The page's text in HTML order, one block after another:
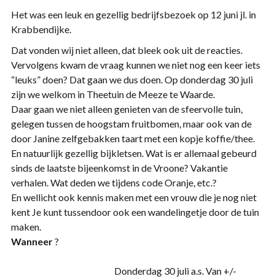
Het was een leuk en gezellig bedrijfsbezoek op 12 juni jl. in
Krabbendijke.
Dat vonden wij niet alleen, dat bleek ook uit de reacties.
Vervolgens kwam de vraag kunnen we niet nog een keer iets
“leuks” doen? Dat gaan we dus doen. Op donderdag 30 juli
zijn we welkom in Theetuin de Meeze te Waarde.
Daar gaan we niet alleen genieten van de sfeervolle tuin,
gelegen tussen de hoogstam fruitbomen, maar ook van de
door Janine zelfgebakken taart met een kopje koffie/thee.
En natuurlijk gezellig bijkletsen. Wat is er allemaal gebeurd
sinds de laatste bijeenkomst in de Vroone? Vakantie
verhalen. Wat deden we tijdens code Oranje, etc.?
En wellicht ook kennis maken met een vrouw die je nog niet
kent Je kunt tussendoor ook een wandelingetje door de tuin
maken.
Wanneer?
Donderdag 30 juli a.s. Van +/-